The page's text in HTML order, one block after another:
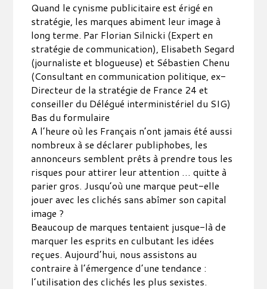
Quand le cynisme publicitaire est érigé en
stratégie, les marques abiment leur image à
long terme. Par Florian Silnicki (Expert en
stratégie de communication), Elisabeth Segard
(journaliste et blogueuse) et Sébastien Chenu
(Consultant en communication politique, ex-
Directeur de la stratégie de France 24 et
conseiller du Délégué interministériel du SIG)
Bas du formulaire
A l’heure où les Français n’ont jamais été aussi
nombreux à se déclarer publiphobes, les
annonceurs semblent prêts à prendre tous les
risques pour attirer leur attention … quitte à
parier gros. Jusqu’où une marque peut-elle
jouer avec les clichés sans abîmer son capital
image ?
Beaucoup de marques tentaient jusque-là de
marquer les esprits en culbutant les idées
reçues. Aujourd’hui, nous assistons au
contraire à l’émergence d’une tendance :
l’utilisation des clichés les plus sexistes.